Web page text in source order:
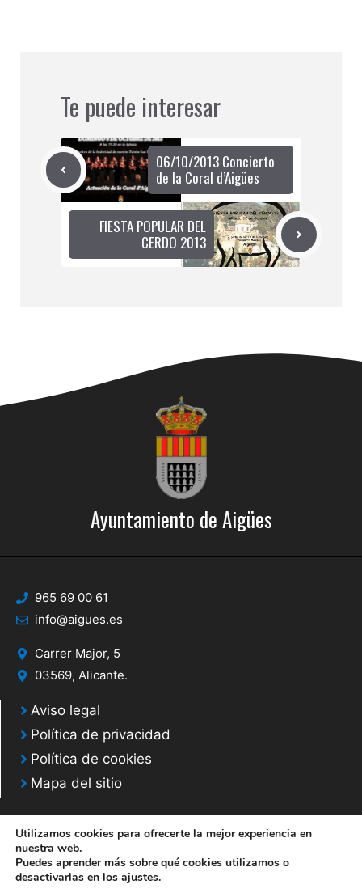
Te puede interesar
06/10/2013 Concierto
de la Coral d’Aigües
FIESTA POPULAR DEL
CERDO 2013
Ayuntamiento de Aigües
965 69 00 61
info@aigues.es
Carrer Major, 5
03569, Alicante.
Aviso legal
Política de privacidad
Política de cookies
Mapa del sitio
© 2020 Web desarrollada por el Servicio de Informática de Diputación de
Utilizamos cookies para ofrecerte la mejor experiencia en
nuestra web.
Puedes aprender más sobre qué cookies utilizamos o
desactivarlas en los ajustes.